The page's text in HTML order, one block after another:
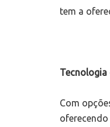
tem a
Com